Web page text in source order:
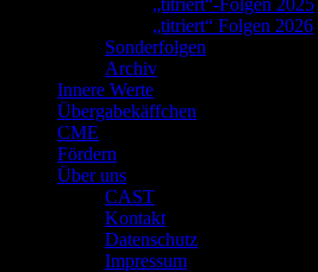
„titriert“-Folgen 2025
„titriert“ Folgen 2026
Sonderfolgen
Archiv
Innere Werte
Übergabekäffchen
CME
Fördern
Über uns
CAST
Kontakt
Datenschutz
Impressum